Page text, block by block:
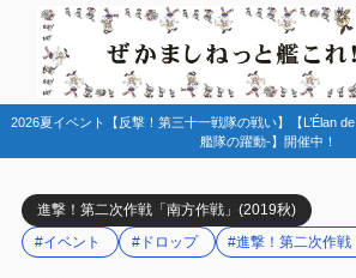
2026夏イベント【反撃！第三十一戦隊の戦い】【L’Élan
艦隊の躍動-】開催中！
進撃！第二次作戦「南方作戦」(2019秋)
#イベント
#ドロップ #進撃！第二次作戦
目次
1
1.1.1 Oマス（２ゲージ目ボス）